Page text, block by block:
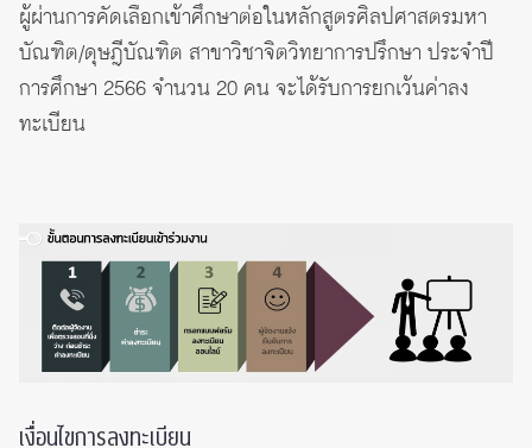
ผู้ผ่านการคัดเลือกเข้าศึกษาต่อในหลักสูตรศิลปศาสตรมหา
บัณฑิต/ดุษฎีบัณฑิต สาขาวิชาจิตวิทยาการปรึกษา ประจำปี
การศึกษา 2566 จำนวน 20 คน จะได้รับการยกเว้นค่าลง
ทะเบียน
เงื่อนไขการลงทะเบียน